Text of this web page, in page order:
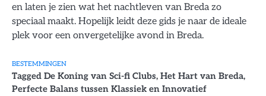
en laten je zien wat het nachtleven van Breda zo
speciaal maakt. Hopelijk leidt deze gids je naar de ideale
plek voor een onvergetelijke avond in Breda.
BESTEMMINGEN
Tagged De Koning van Sci-fi Clubs, Het Hart van Breda,
Perfecte Balans tussen Klassiek en Innovatief